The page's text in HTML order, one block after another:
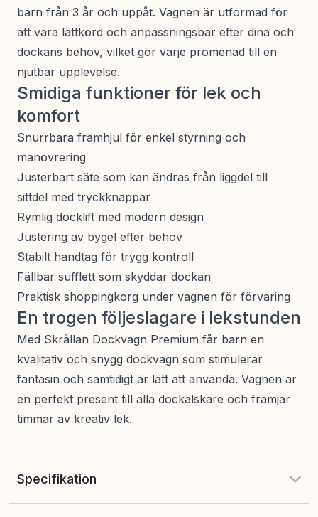
barn från 3 år och uppåt. Vagnen är utformad för
att vara lättkörd och anpassningsbar efter dina och
dockans behov, vilket gör varje promenad till en
njutbar upplevelse.
Smidiga funktioner för lek och
komfort
Snurrbara framhjul för enkel styrning och
manövrering
Justerbart säte som kan ändras från liggdel till
sittdel med tryckknappar
Rymlig docklift med modern design
Justering av bygel efter behov
Stabilt handtag för trygg kontroll
Fällbar sufflett som skyddar dockan
Praktisk shoppingkorg under vagnen för förvaring
En trogen följeslagare i lekstunden
Med Skrållan Dockvagn Premium får barn en
kvalitativ och snygg dockvagn som stimulerar
fantasin och samtidigt är lätt att använda. Vagnen är
en perfekt present till alla dockälskare och främjar
timmar av kreativ lek.
Specifikation